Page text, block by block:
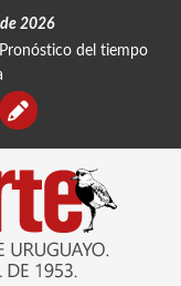
2026
Pronóstico del tiempo
Contáctanos